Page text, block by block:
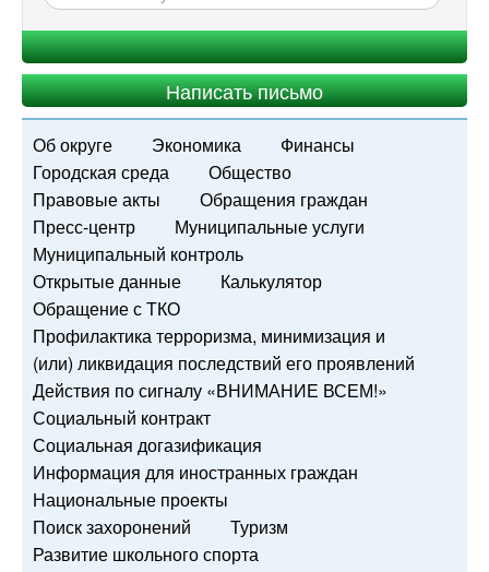
Написать письмо
Об округе Экономика
Финансы
Городская среда
Общество
Правовые акты
Обращения граждан
Пресс-центр
Муниципальные услуги
Муниципальный контроль
Открытые данные
Калькулятор
Обращение с ТКО
Профилактика терроризма, минимизация и
(или) ликвидация последствий его проявлений
Действия по сигналу «ВНИМАНИЕ ВСЕМ!»
Социальный контракт
Социальная догазификация
Информация для иностранных граждан
Национальные проекты
Поиск захоронений
Туризм
Развитие школьного спорта